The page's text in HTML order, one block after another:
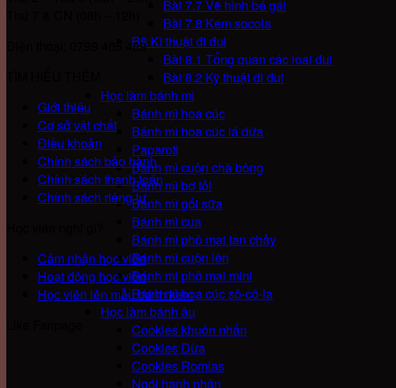
Bài 7.7 Vẽ hình bé gái
Bài 7.8 Kem socola
B8 Kĩ thuật đi đui
Bài 8.1 Tổng quan các loai đui
Bài 8.2 Kỹ thuật đi đui
Học làm bánh mì
Bánh mì hoa cúc
Bánh mì hoa cúc lá dứa
Paparoti
Bành mì cuộn chà bông
Bánh mì bơ tỏi
Bánh mì gối sữa
Bánh mì cua
Bánh mì phô mai tan chảy
Bánh mì cuộn lên
Bánh mi phô mai mini
Bánh mì hoa cúc sô-cô-la
Học làm bánh âu
Cookies khuôn nhấn
Cookies Dừa
Cookies Romias
Ngói hạnh nhân
Điện thoại: 0799 405 489
Giới thiệu
Cơ sở vật chất
Điều khoản
Chính sách bảo hành
Chính sách thanh toán
Chính sách riêng tư
Cảm nhận học viên
Hoạt động học viên
Học viên lên mẫu bánh kem